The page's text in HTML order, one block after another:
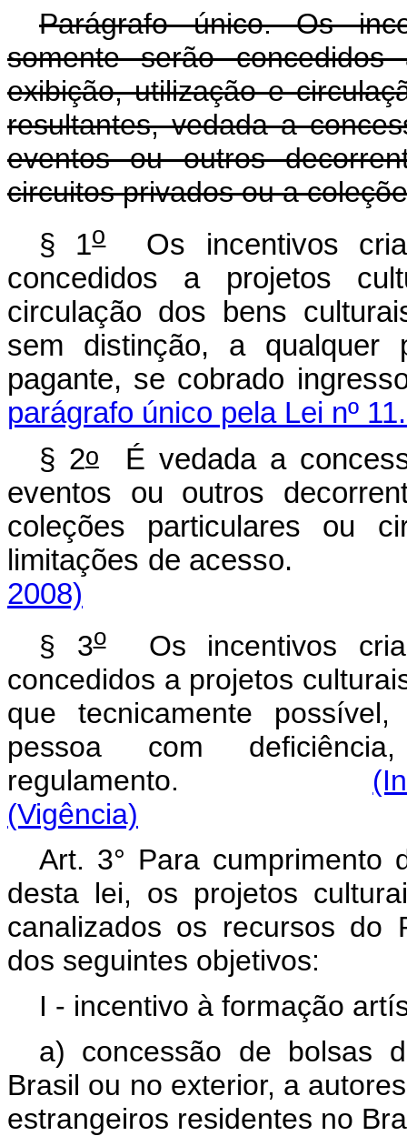
Parágrafo único. Os
somente serão
exibição, utilização e
resultantes, vedada a
eventos ou outros
circuitos privados ou a
§ 1oOs incentivos
concedidos a projetos
circulação dos bens
sem distinção, a qualquer
pagante, se
parágrafo único pela Lei nº
§ 2oÉ vedada a
eventos ou outros
coleções particulares ou
limitações de acesso.
2008)
§ 3oOs incentivos
concedidos a projetos
que tecnicamente
pessoa com
regulamento.
(Vigência)
Art. 3° Para cumprimento
desta lei, os projetos
canalizados os recursos do
dos seguintes objetivos:
I - incentivo à formação
a) concessão de bolsas
Brasil ou no exterior, a
estrangeiros residentes no